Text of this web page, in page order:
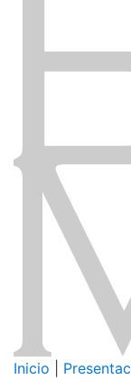
Inicio